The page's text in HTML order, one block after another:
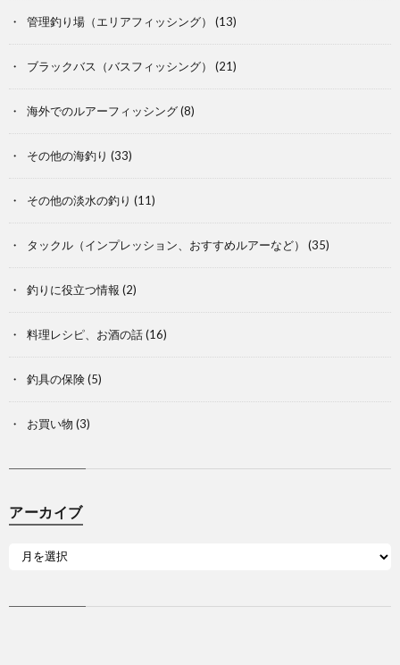
管理釣り場（エリアフィッシング） (13)
ブラックバス（バスフィッシング） (21)
海外でのルアーフィッシング(8)
その他の海釣り (33)
その他の淡水の釣り (11)
タックル（インプレッション、おすすめルアーなど） (35)
釣りに役立つ情報 (2)
料理レシピ、お酒の話(16)
釣具の保険(5)
お買い物 (3)
アーカイブ